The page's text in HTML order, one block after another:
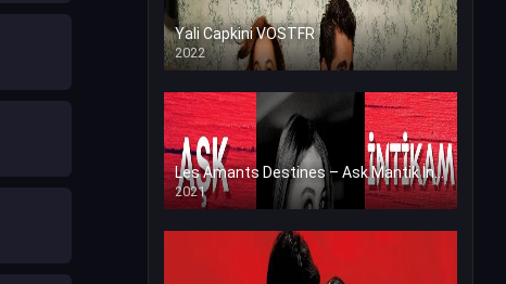
Yali Capkini VOSTFR
2022
Les Amants Destines – Ask Mantik İntikam en VF (Voix Francaise)
2021